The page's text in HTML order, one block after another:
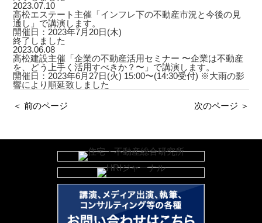
2023.07.10
高松エステート主催「インフレ下の不動産市況と今後の見
通し」で講演します。
開催日：2023年7月20日(木)
終了しました
2023.06.08
高松建設主催「企業の不動産活用セミナー 〜企業は不動産
を、どう上手く活用すべきか？〜」で講演します。
開催日：2023年6月27日(火) 15:00〜(14:30受付) ※大雨の影
響により順延致しました
＜ 前のページ 次のページ ＞